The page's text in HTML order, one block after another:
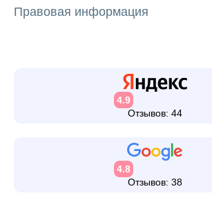
Правовая информация
4.9
Отзывов: 44
4.8
Отзывов: 38